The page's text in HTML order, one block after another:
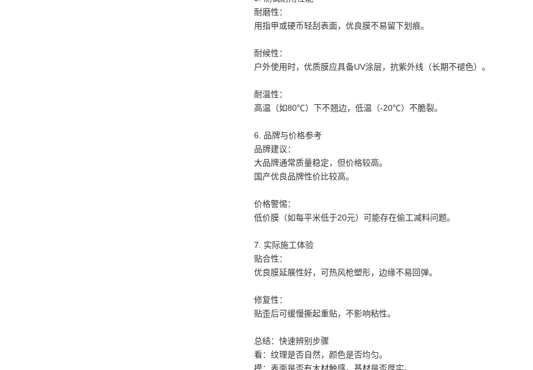
耐磨性：
用指甲或硬币轻刮表面，优良膜不易留下划痕。
耐候性：
户外使用时，优质膜应具备UV涂层，抗紫外线（长期不褪色）。
耐温性：
高温（如80℃）下不翘边，低温（-20℃）不脆裂。
6. 品牌与价格参考
品牌建议：
大品牌通常质量稳定，但价格较高。
国产优良品牌性价比较高。
价格警惕：
低价膜（如每平米低于20元）可能存在偷工减料问题。
7. 实际施工体验
贴合性：
优良膜延展性好，可热风枪塑形，边缘不易回弹。
修复性：
贴歪后可缓慢撕起重贴，不影响粘性。
总结：快速辨别步骤
看：纹理是否自然，颜色是否均匀。